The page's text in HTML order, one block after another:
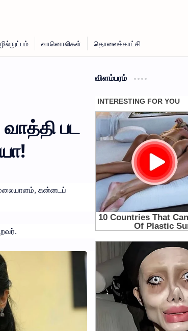
பட
மலையாளம், கன்னடப்
விளம்பரம்